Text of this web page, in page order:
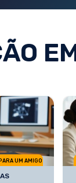
UM AMIGO